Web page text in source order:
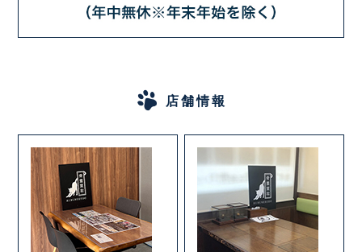
店舗情報